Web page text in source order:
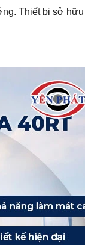
Thiết bị sở